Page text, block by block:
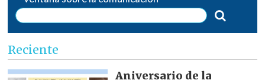
Reciente
Aniversario de la